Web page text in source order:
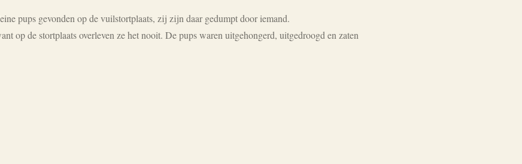
pups gevonden op de vuilstortplaats, zij zijn daar gedumpt door iemand.
op de stortplaats overleven ze het nooit. De pups waren uitgehongerd, uitgedroogd en zaten